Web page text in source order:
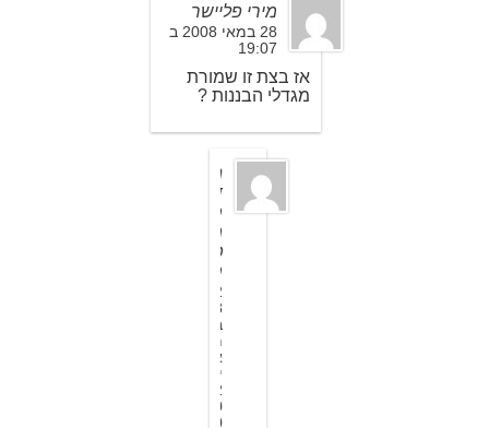
מירי פליישר
28 במאי 2008 ב
19:07
אז בצת זו שמורת
מגדלי הבננות ?
ה
ד
ס
מ
ט
ס
2
8
ב
מ
א
י
2
0
0